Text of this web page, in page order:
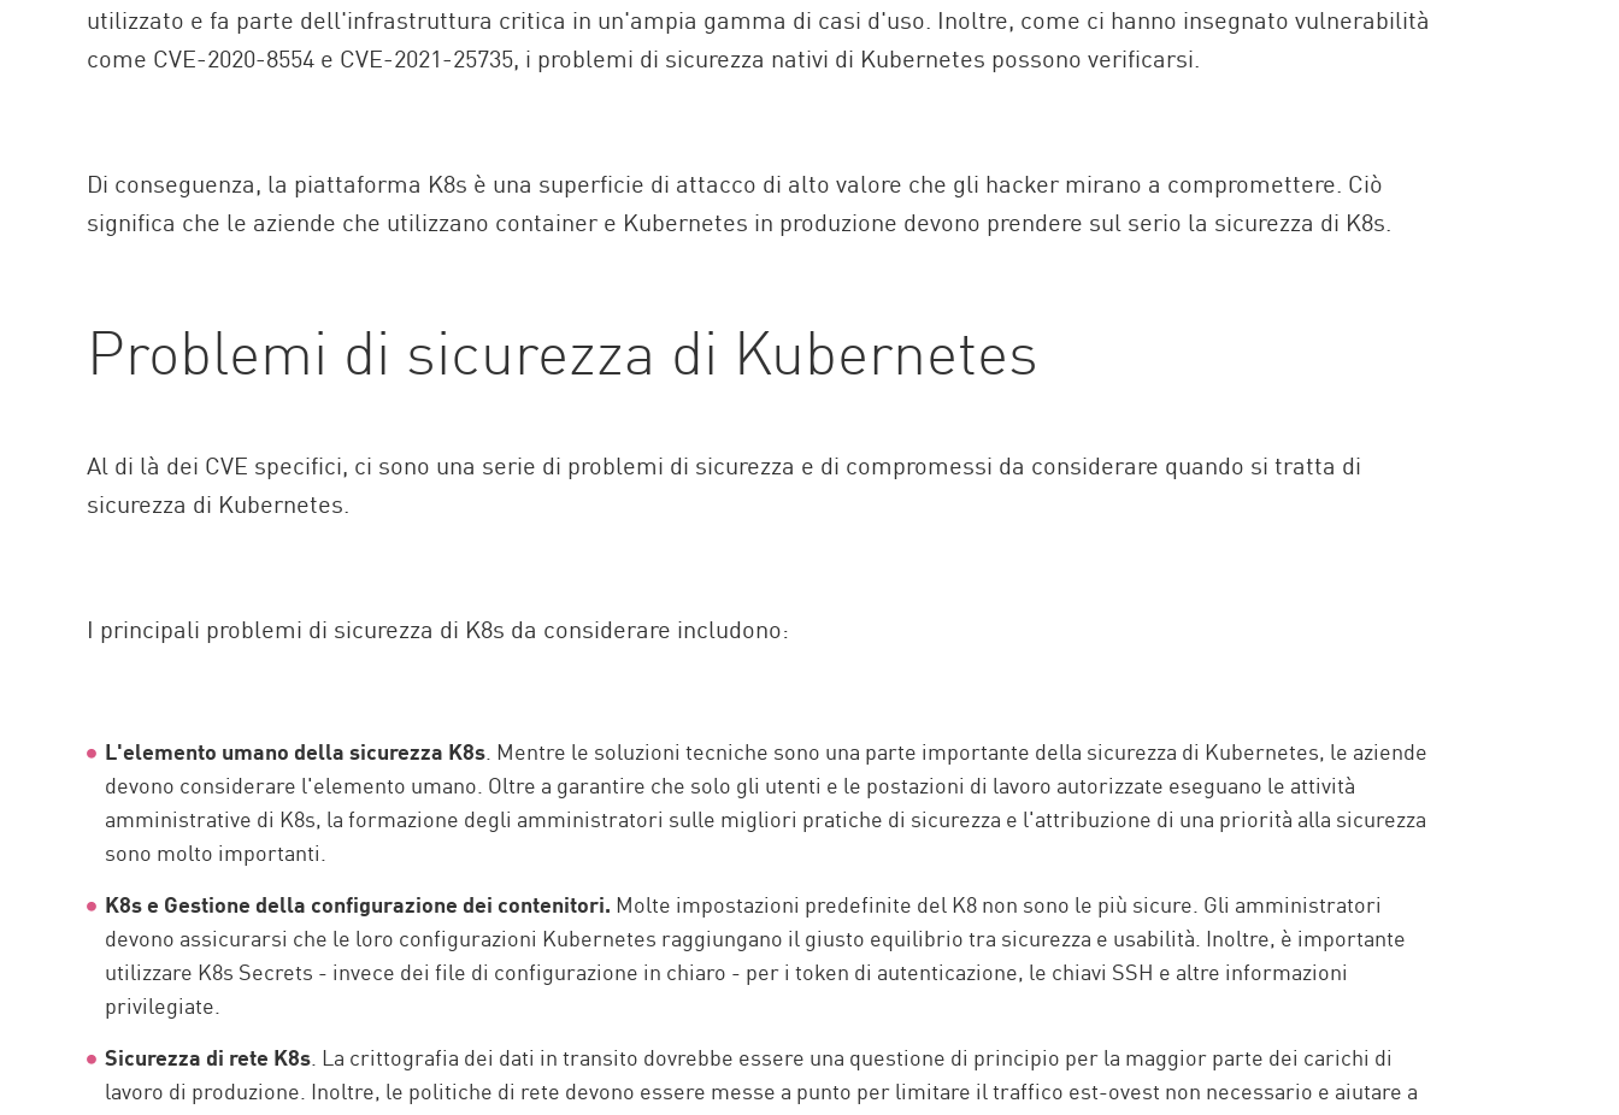
utilizzato e fa parte dell'infrastruttura critica in un'ampia gamma di casi d'uso. Inoltre, come ci hanno insegnato vulnerabilità
come CVE-2020-8554 e CVE-2021-25735, i problemi di sicurezza nativi di Kubernetes possono verificarsi.
Di conseguenza, la piattaforma K8s è una superficie di attacco di alto valore che gli hacker mirano a compromettere. Ciò
significa che le aziende che utilizzano container e Kubernetes in produzione devono prendere sul serio la sicurezza di K8s.
Problemi di sicurezza di Kubernetes
Al di là dei CVE specifici, ci sono una serie di problemi di sicurezza e di compromessi da considerare quando si tratta di
sicurezza di Kubernetes.
I principali problemi di sicurezza di K8s da considerare includono:
L'elemento umano della sicurezza K8s. Mentre le soluzioni tecniche sono una parte importante della sicurezza di Kubernetes, le aziende
devono considerare l'elemento umano. Oltre a garantire che solo gli utenti e le postazioni di lavoro autorizzate eseguano le attività
amministrative di K8s, la formazione degli amministratori sulle migliori pratiche di sicurezza e l'attribuzione di una priorità alla sicurezza
sono molto importanti.
K8s e Gestione della configurazione dei contenitori. Molte impostazioni predefinite del K8 non sono le più sicure. Gli amministratori
devono assicurarsi che le loro configurazioni Kubernetes raggiungano il giusto equilibrio tra sicurezza e usabilità. Inoltre, è importante
utilizzare K8s Secrets - invece dei file di configurazione in chiaro - per i token di autenticazione, le chiavi SSH e altre informazioni
privilegiate.
Sicurezza di rete K8s. La crittografia dei dati in transito dovrebbe essere una questione di principio per la maggior parte dei carichi di
lavoro di produzione. Inoltre, le politiche di rete devono essere messe a punto per limitare il traffico est-ovest non necessario e aiutare a